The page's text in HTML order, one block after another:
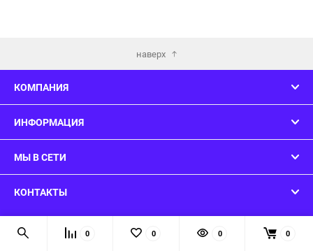
наверх
КОМПАНИЯ
ИНФОРМАЦИЯ
МЫ В СЕТИ
КОНТАКТЫ
© 2026 ConsoleWars - Вы нашли то что искали!
0 0 0 0